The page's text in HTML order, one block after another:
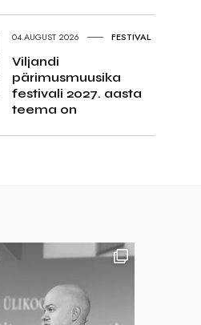
04.AUGUST 2026 FESTIVAL
Viljandi
pärimusmuusika
festivali 2027. aasta
teema on